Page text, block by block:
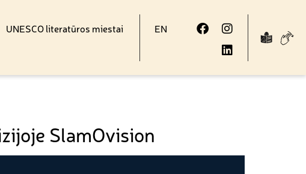
UNESCO literatūros miestai EN
SlamOvision